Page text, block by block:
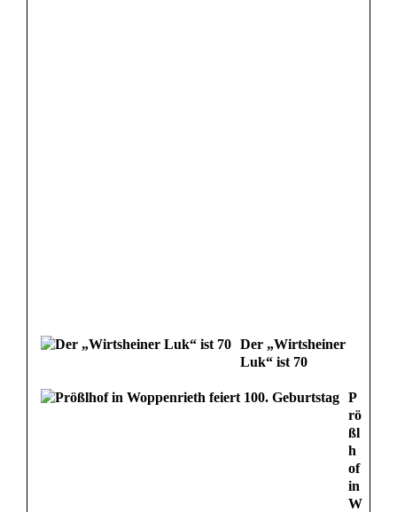
Der „Wirtsheiner
Luk“ ist 70
P
rö
ßl
h
of
in
W